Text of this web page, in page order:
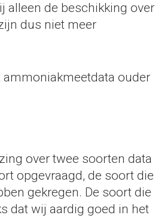
alleen de beschikking over
dus niet meer
ouder
over twee soorten data
opgevraagd, de soort die
gekregen. De soort die
dat wij aardig goed in het